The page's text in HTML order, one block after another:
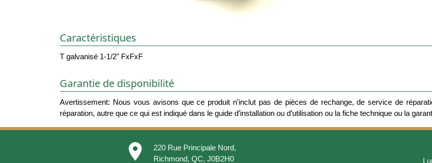
Caractéristiques
T galvanisé 1-1/2" FxFxF
Garantie de disponibilité
Avertissement: Nous vous avisons que ce produit n’inclut pas de pièces de rechange, de service de
réparation, autre que ce qui est indiqué dans le guide d’installation ou d’utilisation ou la fiche technique ou la
place
220 Rue Principale Nord,
Richmond, QC, J0B2H0